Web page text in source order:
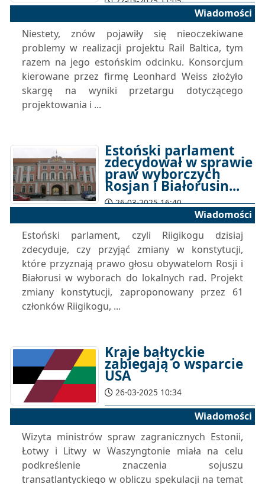
Wiadomości
Niestety, znów pojawiły się nieoczekiwane
problemy w realizacji projektu Rail Baltica, tym
razem na jego estońskim odcinku. Konsorcjum
kierowane przez firmę Leonhard Weiss złożyło
skargę na wyniki przetargu dotyczącego
projektowania i ...
Estoński parlament
zdecydował w sprawie
praw wyborczych
Rosjan i Białorusin...
26-03-2025 16:40
Wiadomości
Estoński parlament, czyli Riigikogu dzisiaj
zdecyduje, czy przyjąć zmiany w konstytucji,
które przyznają prawo głosu obywatelom Rosji i
Białorusi w wyborach do lokalnych rad. Projekt
zmiany konstytucji, zaproponowany przez 61
członków Riigikogu, ...
Kraje bałtyckie
zabiegają o wsparcie
USA
26-03-2025 10:34
Wiadomości
Wizyta ministrów spraw zagranicznych Estonii,
Łotwy i Litwy w Waszyngtonie miała na celu
podkreślenie znaczenia sojuszu
transatlantyckiego w obliczu spekulacji na temat